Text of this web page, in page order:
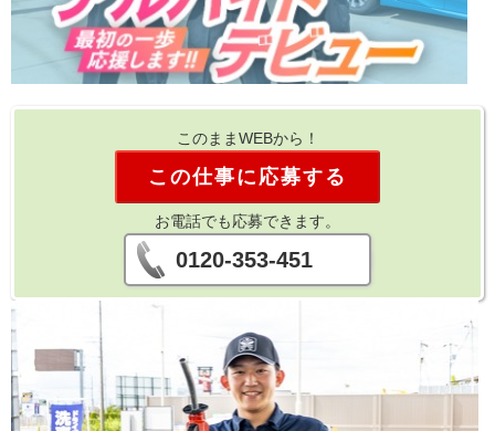
このままWEBから！
この仕事に応募する
お電話でも応募できます。
0120-353-451